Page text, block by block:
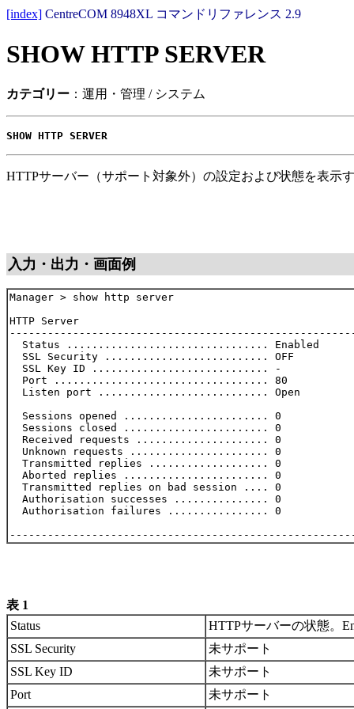
[index] CentreCOM 8948XL コマンドリファレンス 2.9
SHOW HTTP SERVER
カテゴリー ：運用・管理 / システム
SHOW HTTP SERVER
HTTPサーバー（サポート対象外）の設定および状態を表示す
入力・出力・画面例
Manager > show http server
HTTP Server
  Status ................................ Enabled
  SSL Security .......................... OFF
  SSL Key ID ............................ -
  Port .................................. 80
  Listen port ........................... Open
  Sessions opened ....................... 0
  Sessions closed ....................... 0
  Received requests ..................... 0
  Unknown requests ...................... 0
  Transmitted replies ................... 0
  Aborted replies ....................... 0
  Transmitted replies on bad session .... 0
  Authorisation successes ............... 0
  Authorisation failures ................ 0
表 1
Status
HTTPサーバーの状態。
SSL Security
未サポート
SSL Key ID
未サポート
Port
未サポート